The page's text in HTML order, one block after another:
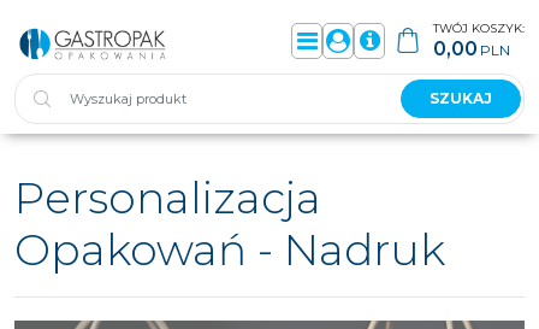
MenuPanel
Info
SZUKAJ
TWÓJ KOSZYK:
0,00 PLN
Personalizacja
Opakowań - Nadruk